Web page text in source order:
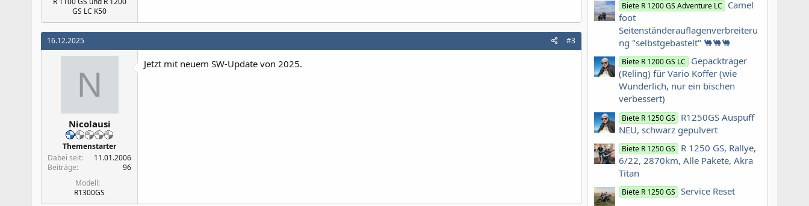
GS LC K50
16.12.2025 #3
N
Nicolausi
Themenstarter
Dabei seit
11.01.2006
Beiträge
96
Modell
R1300GS
Jetzt mit neuem SW-Update von 2025.
Biete R 1200 GS Adventure LC
Camel
foot
Seitenständerauflagenverbreiteru
ng "selbstgebastelt" 🐫🐫🐫
Biete R 1200 GS LC
Gepäckträger
(Reling) für Vario Koffer (wie
Wunderlich, nur ein bischen
verbessert)
Biete R 1250 GS
R1250GS Auspuff
NEU, schwarz gepulvert
Biete R 1250 GS
R 1250 GS, Rallye,
6/22, 2870km, Alle Pakete, Akra
Titan
Biete R 1250 GS Service Reset